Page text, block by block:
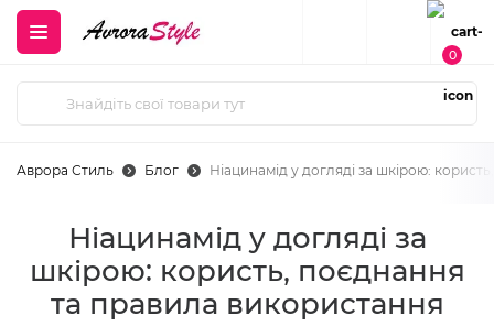
0
Аврора Стиль Блог Ніацинамід у догляді за шкірою:
Ніацинамід у догляді за
шкірою: користь, поєднання
та правила використання